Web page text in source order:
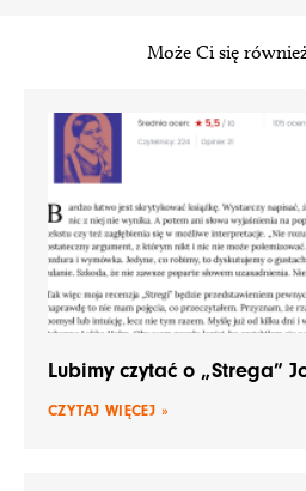
Może Ci się
Lubimy czytać o „Strega”
CZYTAJ WIĘCEJ »